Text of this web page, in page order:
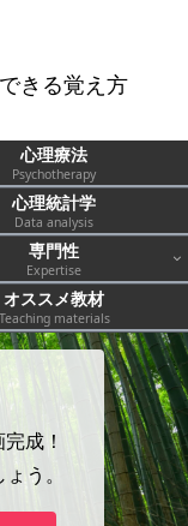
きる覚え方
心理療法
Psychotherapy
心理統計学
Data analysis
専門性
Expertise
オススメ教材
Teaching materials
成！
う。